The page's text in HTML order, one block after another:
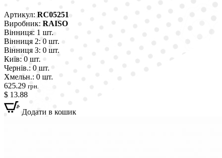
Артикул: RC05251
Виробник: RAISO
Вінниця: 1 шт.
Вінниця 2: 0 шт.
Вінниця 3: 0 шт.
Київ: 0 шт.
Чернів.: 0 шт.
Хмельн.: 0 шт.
625.29 грн.
$ 13.88
Додати в кошик